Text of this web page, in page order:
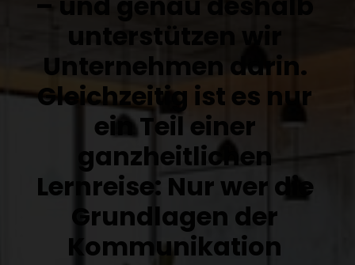
unterstützen wir
Unternehmen darin.
Gleichzeitig ist es nur
ein Teil einer
ganzheitlichen
Lernreise: Nur wer die
Grundlagen der
Kommunikation